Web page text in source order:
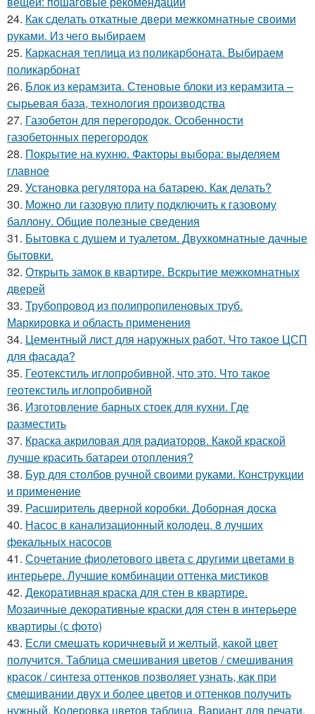
24. Как сделать откатные двери межкомнатные своими
руками. Из чего выбираем
25. Каркасная теплица из поликарбоната. Выбираем
поликарбонат
26. Блок из керамзита. Стеновые блоки из керамзита –
сырьевая база, технология производства
27. Газобетон для перегородок. Особенности
газобетонных перегородок
28. Покрытие на кухню. Факторы выбора: выделяем
главное
29. Установка регулятора на батарею. Как делать?
30. Можно ли газовую плиту подключить к газовому
баллону. Общие полезные сведения
31. Бытовка с душем и туалетом. Двухкомнатные дачные
бытовки.
32. Открыть замок в квартире. Вскрытие межкомнатных
дверей
33. Трубопровод из полипропиленовых труб.
Маркировка и область применения
34. Цементный лист для наружных работ. Что такое ЦСП
для фасада?
35. Геотекстиль иглопробивной, что это. Что такое
геотекстиль иглопробивной
36. Изготовление барных стоек для кухни. Где
разместить
37. Краска акриловая для радиаторов. Какой краской
лучше красить батареи отопления?
38. Бур для столбов ручной своими руками. Конструкции
и применение
39. Расширитель дверной коробки. Доборная доска
40. Насос в канализационный колодец. 8 лучших
фекальных насосов
41. Сочетание фиолетового цвета с другими цветами в
интерьере. Лучшие комбинации оттенка мистиков
42. Декоративная краска для стен в квартире.
Мозаичные декоративные краски для стен в интерьере
квартиры (с фото)
43. Если смешать коричневый и желтый, какой цвет
получится. Таблица смешивания цветов / смешивания
красок / синтеза оттенков позволяет узнать, как при
смешивании двух и более цветов и оттенков получить
нужный. Колеровка цветов таблица. Вариант для печати.